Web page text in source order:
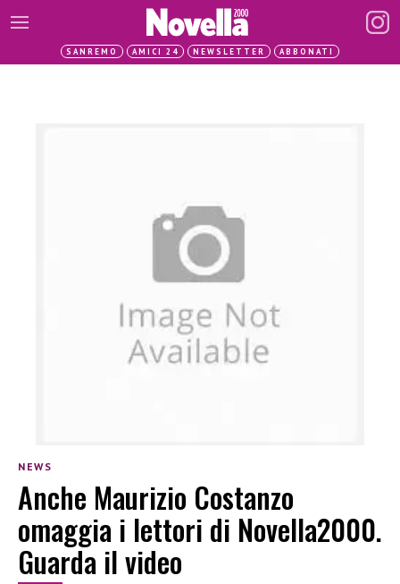
SANREMO AMICI 24 NEWSLETTER ABBONATI
NEWS
Anche Maurizio Costanzo
omaggia i lettori di Novella2000.
Guarda il video